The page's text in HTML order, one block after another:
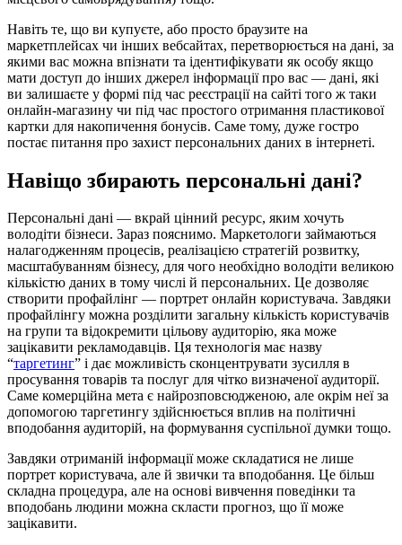
Навіть те, що ви купуєте, або просто браузите на
маркетплейсах чи інших вебсайтах, перетворюється на дані, за
якими вас можна впізнати та ідентифікувати як особу якщо
мати доступ до інших джерел інформації про вас — дані, які
ви залишаєте у формі під час реєстрації на сайті того ж таки
онлайн-магазину чи під час простого отримання пластикової
картки для накопичення бонусів. Саме тому, дуже гостро
постає питання про захист персональних даних в інтернеті.
Навіщо збирають персональні дані?
Персональні дані — вкрай цінний ресурс, яким хочуть
володіти бізнеси. Зараз пояснимо. Маркетологи займаються
налагодженням процесів, реалізацією стратегій розвитку,
масштабуванням бізнесу, для чого необхідно володіти великою
кількістю даних в тому числі й персональних. Це дозволяє
створити профайлінг — портрет онлайн користувача. Завдяки
профайлінгу можна розділити загальну кількість користувачів
на групи та відокремити цільову аудиторію, яка може
зацікавити рекламодавців. Ця технологія має назву
“таргетинг” і дає можливість сконцентрувати зусилля в
просування товарів та послуг для чітко визначеної аудиторії.
Саме комерційна мета є найрозповсюдженою, але окрім неї за
допомогою таргетингу здійснюється вплив на політичні
вподобання аудиторій, на формування суспільної думки тощо.
Завдяки отриманій інформації може складатися не лише
портрет користувача, але й звички та вподобання. Це більш
складна процедура, але на основі вивчення поведінки та
вподобань людини можна скласти прогноз, що її може
зацікавити.